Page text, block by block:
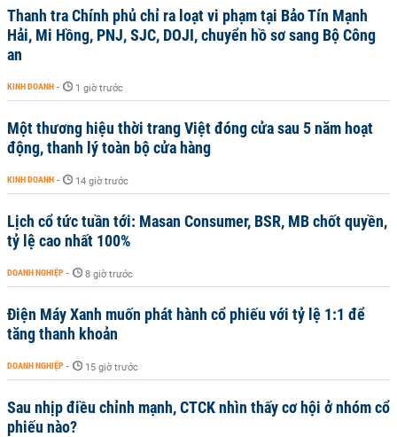
Thanh tra Chính phủ chỉ ra loạt vi phạm tại Bảo Tín Mạnh
Hải, Mi Hồng, PNJ, SJC, DOJI, chuyển hồ sơ sang Bộ Công
an
KINH DOANH - 1 giờ trước
Một thương hiệu thời trang Việt đóng cửa sau 5 năm hoạt
động, thanh lý toàn bộ cửa hàng
KINH DOANH - 14 giờ trước
Lịch cổ tức tuần tới: Masan Consumer, BSR, MB chốt quyền,
tỷ lệ cao nhất 100%
DOANH NGHIỆP - 8 giờ trước
Điện Máy Xanh muốn phát hành cổ phiếu với tỷ lệ 1:1 để
tăng thanh khoản
DOANH NGHIỆP - 15 giờ trước
Sau nhịp điều chỉnh mạnh, CTCK nhìn thấy cơ hội ở nhóm cổ
phiếu nào?